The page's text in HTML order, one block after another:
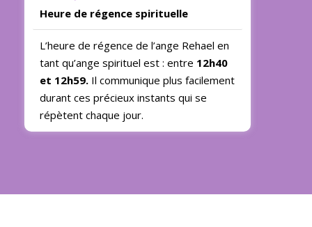
Heure de régence spirituelle
L’heure de régence de l’ange Rehael en
tant qu’ange spirituel est : entre 12h40
et 12h59. Il communique plus facilement
durant ces précieux instants qui se
répètent chaque jour.